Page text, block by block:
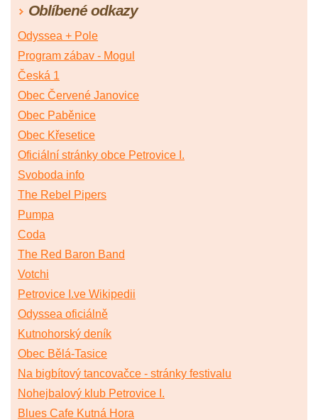
Oblíbené odkazy
Odyssea + Pole
Program zábav - Mogul
Česká 1
Obec Červené Janovice
Obec Paběnice
Obec Křesetice
Oficiální stránky obce Petrovice I.
Svoboda info
The Rebel Pipers
Pumpa
Coda
The Red Baron Band
Votchi
Petrovice I.ve Wikipedii
Odyssea oficiálně
Kutnohorský deník
Obec Bělá-Tasice
Na bigbítový tancovačce - stránky festivalu
Nohejbalový klub Petrovice I.
Blues Cafe Kutná Hora